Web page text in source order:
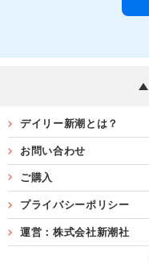
デイリー新潮とは？
お問い合わせ
ご購入
プライバシーポリシー
運営：株式会社新潮社